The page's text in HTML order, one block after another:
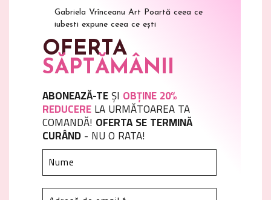
Gabriela Vrînceanu Art Poartă ceea ce
iubesti expune ceea ce ești
OFERTA
SĂPTĂMÂNII
ABONEAZĂ-TEȘI OBȚINE 20%
REDUCERELA URMĂTOAREA TA
COMANDĂ! OFERTA SE TERMINĂ
CURÂND- NU O RATA!